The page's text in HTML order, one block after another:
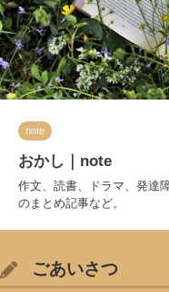
note
おかし｜note
作文、読書、ドラマ、発達
のまとめ記事など。
ごあいさつ